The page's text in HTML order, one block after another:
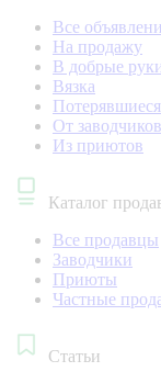
Все
На продажу
В добрые
Вязка
Потерявшиеся
От заводчиков
Из приютов
Каталог
Все продавцы
Заводчики
Приюты
Частные
Статьи